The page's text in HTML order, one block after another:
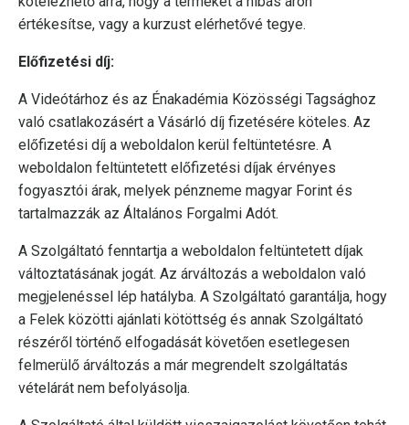
értékesítse, vagy a kurzust elérhetővé tegye.
Előfizetési díj:
A Videótárhoz és az Énakadémia Közösségi Tagsághoz
való csatlakozásért a Vásárló díj fizetésére köteles. Az
előfizetési díj a weboldalon kerül feltüntetésre. A
weboldalon feltüntetett előfizetési díjak érvényes
fogyasztói árak, melyek pénzneme magyar Forint és
tartalmazzák az Általános Forgalmi Adót.
A Szolgáltató fenntartja a weboldalon feltüntetett díjak
változtatásának jogát. Az árváltozás a weboldalon való
megjelenéssel lép hatályba. A Szolgáltató garantálja, hogy
a Felek közötti ajánlati kötöttség és annak Szolgáltató
részéről történő elfogadását követően esetlegesen
felmerülő árváltozás a már megrendelt szolgáltatás
vételárát nem befolyásolja.